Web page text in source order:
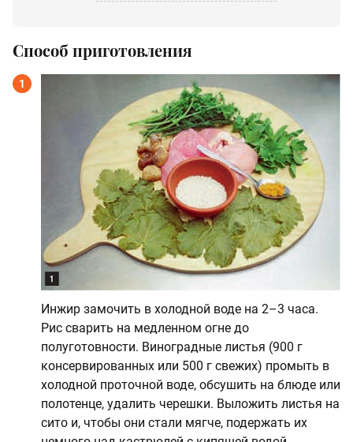
Способ приготовления
1
Инжир замочить в холодной воде на 2–3 часа.
Рис сварить на медленном огне до
полуготовности. Виноградные листья (900 г
консервированных или 500 г свежих) промыть в
холодной проточной воде, обсушить на блюде или
полотенце, удалить черешки. Выложить листья на
сито и, чтобы они стали мягче, подержать их